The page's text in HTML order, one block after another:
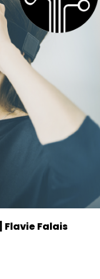
Flavie Falais